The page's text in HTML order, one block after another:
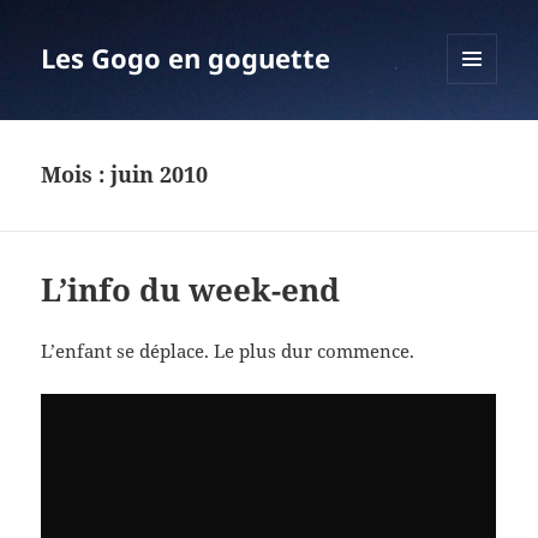
Les Gogo en goguette
Mois :juin 2010
L’info du week-end
L’enfant se déplace. Le plus dur commence.